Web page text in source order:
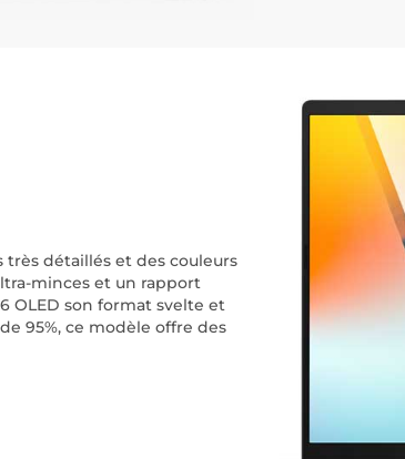
très détaillés et des couleurs
minces et un rapport
OLED son format svelte et
95%, ce modèle offre des